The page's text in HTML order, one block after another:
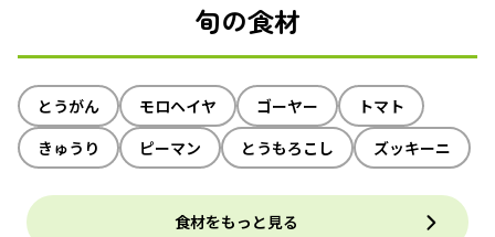
旬の食材
とうがん モロヘイヤ ゴーヤー
トマト
きゅうり
ピーマン とうもろこし ズッキーニ
食材をもっと見る